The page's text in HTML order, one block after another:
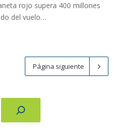
rojo supera 400 millones
del vuelo…
Página siguiente